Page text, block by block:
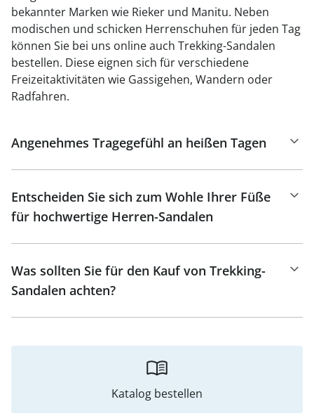
bekannter Marken wie Rieker und Manitu. Neben
modischen und schicken Herrenschuhen für jeden Tag
können Sie bei uns online auch Trekking-Sandalen
bestellen. Diese eignen sich für verschiedene
Freizeitaktivitäten wie Gassigehen, Wandern oder
Radfahren.
Angenehmes Tragegefühl an heißen Tagen
Entscheiden Sie sich zum Wohle Ihrer Füße
für hochwertige Herren-Sandalen
Was sollten Sie für den Kauf von Trekking-
Sandalen achten?
Katalog bestellen